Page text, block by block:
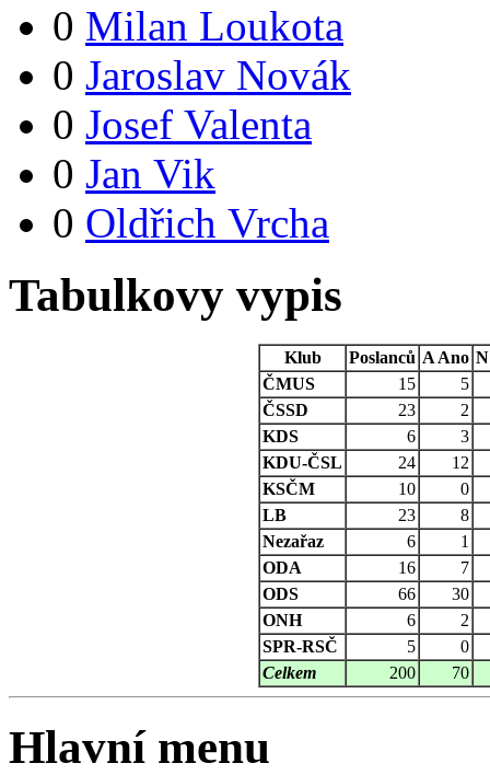
0 Milan Loukota
0 Jaroslav Novák
0 Josef Valenta
0 Jan Vik
0 Oldřich Vrcha
Tabulkovy vypis
Klub Poslanců A Ano N
ČMUS
15
5
ČSSD
23
2
KDS
6
3
KDU-ČSL
24
12
KSČM
10
0
LB
23
8
Nezařaz
6
1
ODA
16
7
ODS
66
30
ONH
6
2
SPR-RSČ
5
0
Celkem
200 70
Hlavní menu